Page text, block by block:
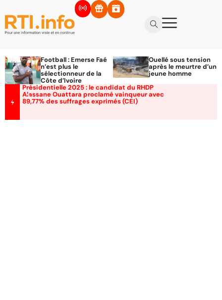
Football : Emerse Faé
n’est plus le
sélectionneur de la
Côte d’Ivoire
Ouellé sous tension
après le meurtre d’un
jeune homme
Présidentielle 2025 : le candidat du RHDP
Alassane Ouattara proclamé vainqueur avec
89,77% des suffrages exprimés (CEI)